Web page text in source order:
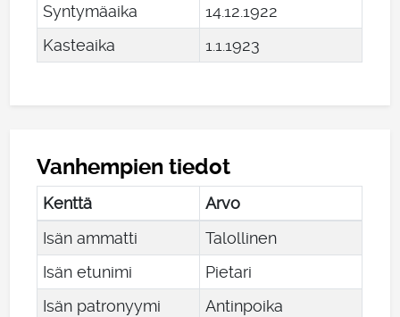
Syntymäaika
14.121922
Kasteaika
1 1 1923
Vanhempien tiedot
Kenttä
Arvo
Isän ammatti
Talollinen
Isän etunimi
Pietari
Isän patronyymi
Antinpoika